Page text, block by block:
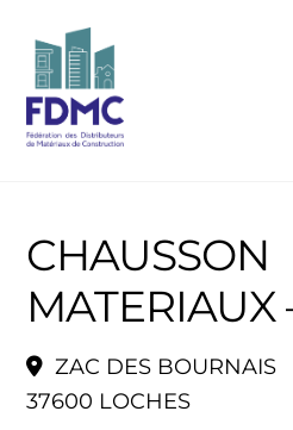
content
CHAUSSON
MATERIAUX
ZAC DES BOURNAIS
37600 LOCHES